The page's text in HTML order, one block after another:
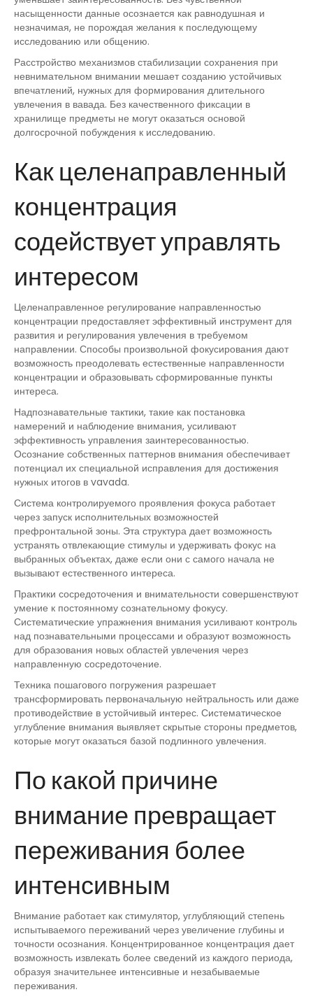
насыщенности данные осознается как равнодушная и
незначимая, не порождая желания к последующему
исследованию или общению.
Расстройство механизмов стабилизации сохранения при
невнимательном внимании мешает созданию устойчивых
впечатлений, нужных для формирования длительного
увлечения в вавада. Без качественного фиксации в
хранилище предметы не могут оказаться основой
долгосрочной побуждения к исследованию.
Как целенаправленный
концентрация
содействует управлять
интересом
Целенаправленное регулирование направленностью
концентрации предоставляет эффективный инструмент для
развития и регулирования увлечения в требуемом
направлении. Способы произвольной фокусирования дают
возможность преодолевать естественные направленности
концентрации и образовывать сформированные пункты
интереса.
Надпознавательные тактики, такие как постановка
намерений и наблюдение внимания, усиливают
эффективность управления заинтересованностью.
Осознание собственных паттернов внимания обеспечивает
потенциал их специальной исправления для достижения
нужных итогов в vavada.
Система контролируемого проявления фокуса работает
через запуск исполнительных возможностей
префронтальной зоны. Эта структура дает возможность
устранять отвлекающие стимулы и удерживать фокус на
выбранных объектах, даже если они с самого начала не
вызывают естественного интереса.
Практики сосредоточения и внимательности совершенствуют
умение к постоянному сознательному фокусу.
Систематические упражнения внимания усиливают контроль
над познавательными процессами и образуют возможность
для образования новых областей увлечения через
направленную сосредоточение.
Техника пошагового погружения разрешает
трансформировать первоначальную нейтральность или даже
противодействие в устойчивый интерес. Систематическое
углубление внимания выявляет скрытые стороны предметов,
которые могут оказаться базой подлинного увлечения.
По какой причине
внимание превращает
переживания более
интенсивным
Внимание работает как стимулятор, углубляющий степень
испытываемого переживаний через увеличение глубины и
точности осознания. Концентрированное концентрация дает
возможность извлекать более сведений из каждого периода,
образуя значительнее интенсивные и незабываемые
переживания.